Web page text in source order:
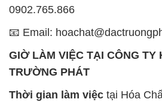
0902.765.866
📧 Email:
GIỜ LÀM VIỆC TẠI CÔNG TY
TRƯỜNG PHÁT
Thời gian làm việc tại Hóa